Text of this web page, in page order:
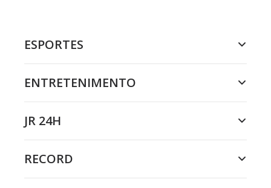
ESPORTES
ENTRETENIMENTO
JR 24H
RECORD